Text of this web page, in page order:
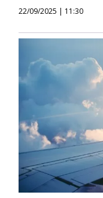
22/09/2025 | 11:30